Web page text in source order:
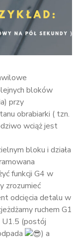
bloków
przy
obrabiarki ( tzn.
wciąż jest
bloku i działa
funkcji G4 w
zrozumieć
odcięcia detalu w
ruchem G1
U1.5 (postój
) a